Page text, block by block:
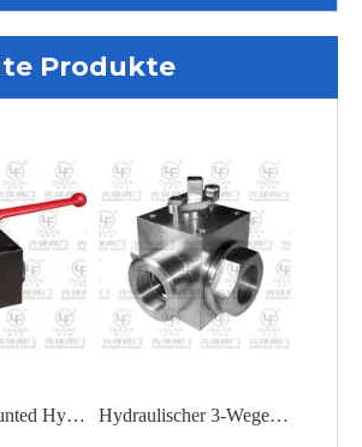
Produkte
Manifold Mounted Hydraulic Ball Valve Fluid Power Hydraulischer 3-Wege-Kugelhahn